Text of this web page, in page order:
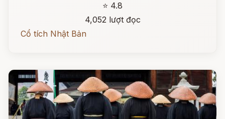
⭐ 4.8
4,052 lượt đọc
Cổ tích Nhật Bản